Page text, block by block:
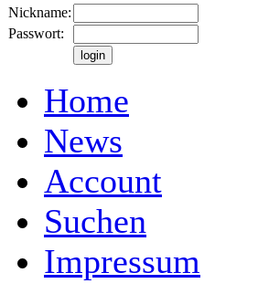
Nickname:
Passwort:
Home
News
Account
Suchen
Impressum